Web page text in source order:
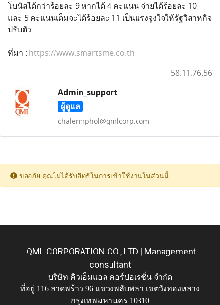
โบนัสได้กว่าร้อยละ 9 หากได้ 4 คะแนน จ่ายได้ร้อยละ 10
และ 5 คะแนนเต็มจะได้ร้อยละ 11 เป็นแรงจูงใจให้รัฐวิสาหกิจ
ปรับตัว
ที่มา : https://www.smartsme.co.th
58.11.76.56
Admin_support
ผู้ดูแล
chalermphol@qmlcorp.com
ขออภัย คุณไม่ได้รับสิทธิในการเข้าใช้งานในส่วนนี้
QML CORPORATION CO., LTD | Management
consultant
บริษัท คิวเอ็มแอล คอร์ปอเรชั่น จำกัด
ที่อยู่ 116 ลาดพร้าว 96 แขวงพลับพลา เขตวังทองหลาง
กรุงเทพมหานคร 10310